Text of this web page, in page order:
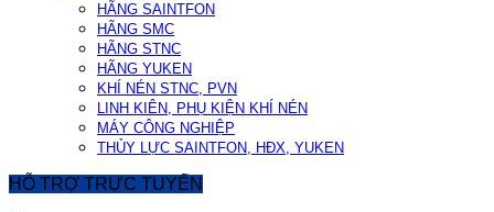
HÃNG SAINTFON
HÃNG SMC
HÃNG STNC
HÃNG YUKEN
KHÍ NÉN STNC, PVN
LINH KIÊN, PHỤ KIỆN KHÍ NÉN
MÁY CÔNG NGHIỆP
THỦY LỰC SAINTFON, HĐX, YUKEN
HỖ TRỢ TRỰC TUYẾN